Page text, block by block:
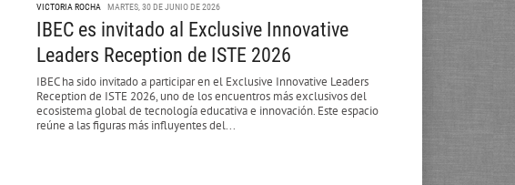
VICTORIA ROCHA MARTES, 30 DE JUNIO DE 2026
IBEC es invitado al Exclusive Innovative
Leaders Reception de ISTE 2026
IBEC ha sido invitado a participar en el Exclusive Innovative Leaders
Reception de ISTE 2026, uno de los encuentros más exclusivos del
ecosistema global de tecnología educativa e innovación. Este espacio
reúne a las figuras más influyentes del...